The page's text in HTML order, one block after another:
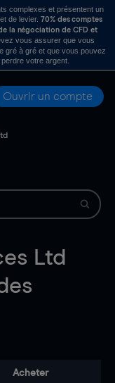
complexes et présentent un
de levier. 70% des comptes
la négociation de CFD et
vous assurer que vous
gré à gré et que vous pouvez
votre argent.
Ouvrir un compte
Ltd
Acheter